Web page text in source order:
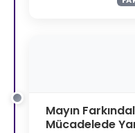
Mayın
Mücadelede